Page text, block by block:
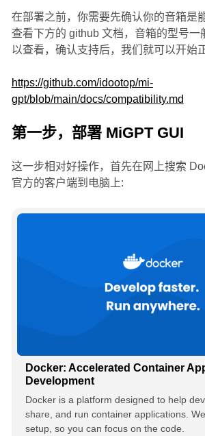
在部署之前，你需要先确认你的音箱是
查看下方的 github 文档，音箱的型号一
以查看，确认支持后，我们就可以开始
https://github.com/idootop/mi-
gpt/blob/main/docs/compatibility.md
第一步，部署 MiGPT GUI
这一步相对好操作，首先在网上搜索
官方的客户端到电脑上:
Docker: Accelerated Container
Development
Docker is a platform designed to help
share, and run container applications.
setup, so you can focus on the code.